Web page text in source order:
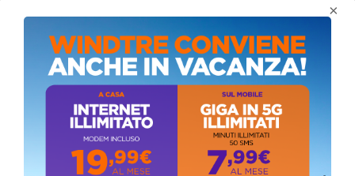
×
Coronavirus: messaggio del Sindaco Zambito
ai cittadini
Domenica, Novembre 22, 2020
Circolo della stampa, terzo appuntamento
con il giornalista Giacinto Pipitone